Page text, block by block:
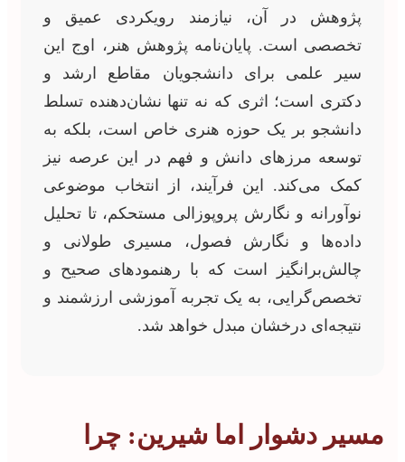
پژوهش در آن، نیازمند رویکردی عمیق و
تخصصی است. پایان‌نامه پژوهش هنر، اوج این
سیر علمی برای دانشجویان مقاطع ارشد و
دکتری است؛ اثری که نه تنها نشان‌دهنده تسلط
دانشجو بر یک حوزه هنری خاص است، بلکه به
توسعه مرزهای دانش و فهم در این عرصه نیز
کمک می‌کند. این فرآیند، از انتخاب موضوعی
نوآورانه و نگارش پروپوزالی مستحکم، تا تحلیل
داده‌ها و نگارش فصول، مسیری طولانی و
چالش‌برانگیز است که با رهنمودهای صحیح و
تخصص‌گرایی، به یک تجربه آموزشی ارزشمند و
نتیجه‌ای درخشان مبدل خواهد شد.
مسیر دشوار اما شیرین: چرا